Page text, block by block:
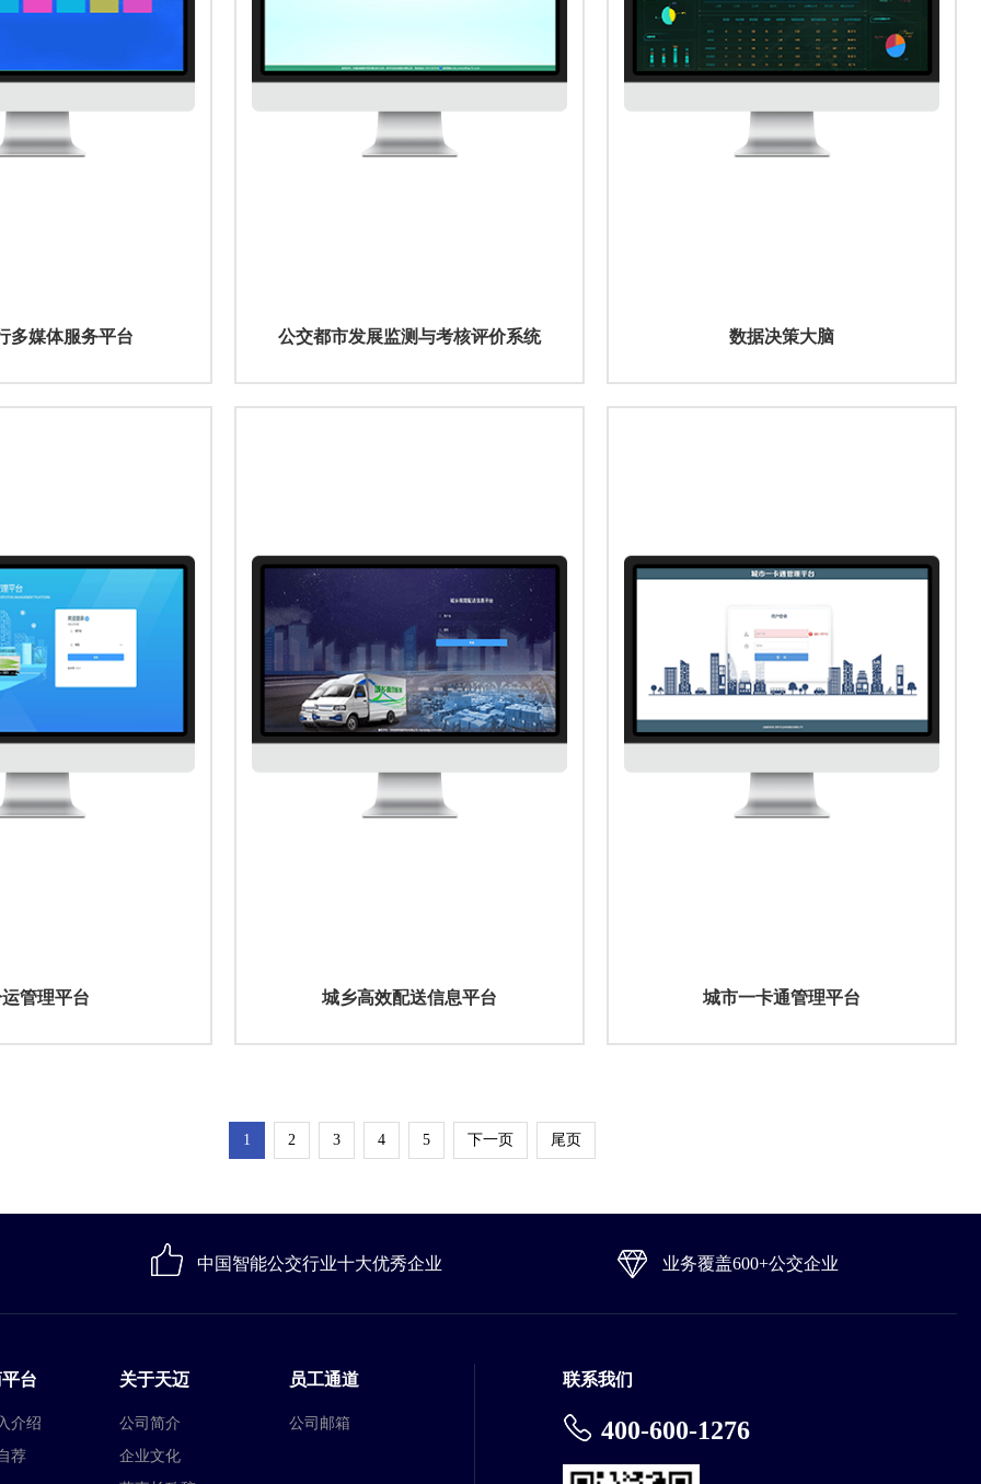
多媒体服务平台 公交都市发展监测与考核评价系统 数据决策大脑
管理平台 城乡高效配送信息平台 城市一卡通管理平台
1 2 3 4 5 下一页 尾页
中国智能公交行业十大优秀企业 业务覆盖600+公交企业
台
介绍
荐
关于天迈
公司简介
企业文化
员工通道
公司邮箱
联系我们
400-600-1276